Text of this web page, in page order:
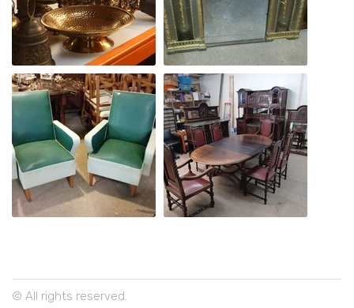
© All rights reserved.